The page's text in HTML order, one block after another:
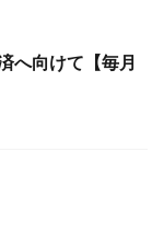
向けて【毎月